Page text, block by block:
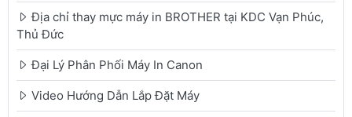
Địa chỉ thay mực máy in BROTHER tại KDC Vạn Phúc,
Thủ Đức
Đại Lý Phân Phối Máy In Canon
Video Hướng Dẫn Lắp Đặt Máy